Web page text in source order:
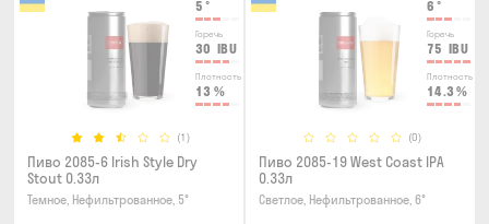
5 °
Горечь
30 IBU
Плотность
13 %
(1)
Пиво 2085-6 Irish Style Dry
Stout 0.33л
Темное, Нефильтрованное, 5°
6 °
Горечь
75 IBU
Плотность
14.3 %
(0)
Пиво 2085-19 West Coast IPA
0.33л
Светлое, Нефильтрованное, 6°